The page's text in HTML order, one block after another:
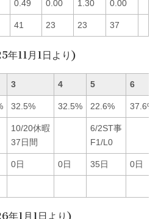
0.49 0.00 1.30 0.00
41 23 23 37
年11月1日より)
3 4 5 6
32.5% 32.5% 22.6% 37.6%
10/20休暇
37日間
6/2ST事
F1/L0
0日 0日 35日 0日
年1月1日より)